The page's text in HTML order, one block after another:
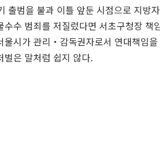
출범을 불과 이틀 앞둔 시점으로 지방
수 범죄를 저질렀다면 서초구청장 책
울시가 관리‧감독권자로서 연대책임
벌은 말처럼 쉽지 않다.